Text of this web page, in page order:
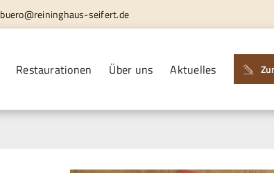
buero@reininghaus-seifert.de
Restaurationen Über uns Aktuelles